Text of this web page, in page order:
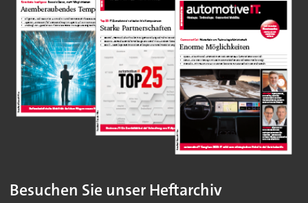
Besuchen Sie unser Heftarchiv